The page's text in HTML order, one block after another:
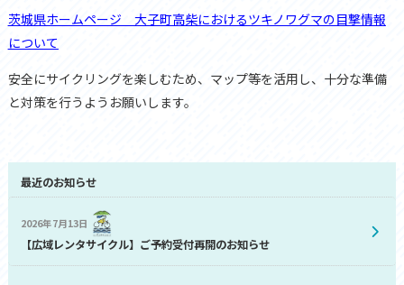
茨城県ホームページ 大子町高柴におけるツキノワグマの目撃情報
について
安全にサイクリングを楽しむため、マップ等を活用し、十分な準備
と対策を行うようお願いします。
最近のお知らせ
2026年7月13日
【広域レンタサイクル】ご予約受付再開のお知らせ